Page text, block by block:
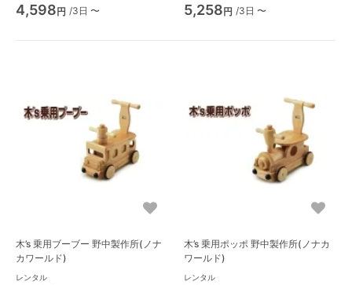
4,598円 /3日 〜 5,258円 /3日 〜
木’s 乗用ブーブー 野中製作所(ノナ
カワールド)
レンタル
木’s 乗用ポッポ 野中製作所(ノナカ
ワールド)
レンタル